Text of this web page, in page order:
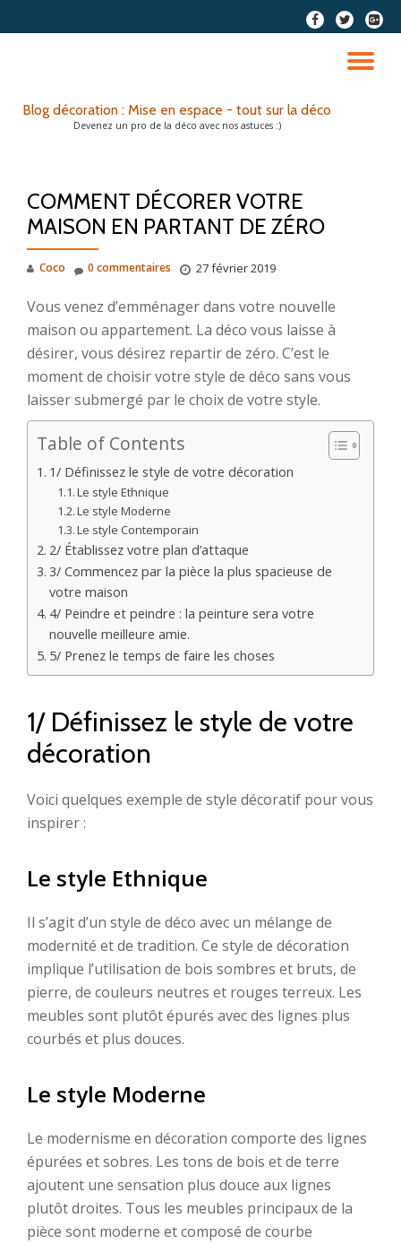
fa-
facebook
fa-
twitter
fa-
plus-
Blog décoration : Mise en espace - tout sur la déco
Devenez un pro de la déco avec nos astuces :)
COMMENT DÉCORER VOTRE
MAISON EN PARTANT DE ZÉRO
Coco 27 février 2019
0 commentaires
Vous venez d’emménager dans votre nouvelle
maison ou appartement. La déco vous laisse à
désirer, vous désirez repartir de zéro. C’est le
moment de choisir votre style de déco sans vous
laisser submergé par le choix de votre style.
Table of Contents
1/ Définissez le style de votre décoration
Le style Ethnique
Le style Moderne
Le style Contemporain
2/ Établissez votre plan d’attaque
3/ Commencez par la pièce la plus spacieuse de
votre maison
4/ Peindre et peindre : la peinture sera votre
nouvelle meilleure amie.
5/ Prenez le temps de faire les choses
1/ Définissez le style de votre
décoration
Voici quelques exemple de style décoratif pour vous
inspirer :
Le style Ethnique
Il s’agit d’un style de déco avec un mélange de
modernité et de tradition. Ce style de décoration
implique l’utilisation de bois sombres et bruts, de
pierre, de couleurs neutres et rouges terreux. Les
meubles sont plutôt épurés avec des lignes plus
courbés et plus douces.
Le style Moderne
Le modernisme en décoration comporte des lignes
épurées et sobres. Les tons de bois et de terre
ajoutent une sensation plus douce aux lignes
plutôt droites. Tous les meubles principaux de la
pièce sont moderne et composé de courbe